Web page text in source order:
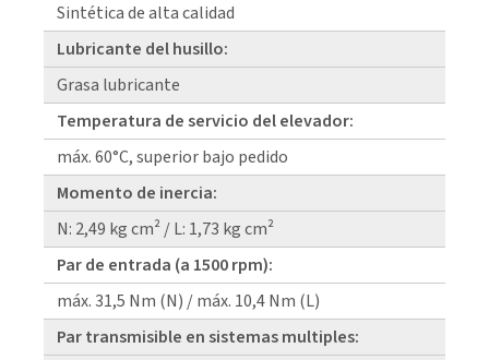
Sintética de alta calidad
Lubricante del husillo:
Grasa lubricante
Temperatura de servicio del elevador:
máx. 60°C, superior bajo pedido
Momento de inercia:
N: 2,49 kg cm² / L: 1,73 kg cm²
Par de entrada (a 1500 rpm):
máx. 31,5 Nm (N) / máx. 10,4 Nm (L)
Par transmisible en sistemas multiples: